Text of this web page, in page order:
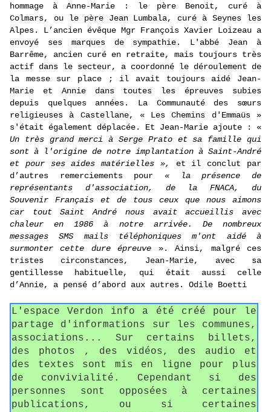
hommage à Anne-Marie : le père Benoit, curé à
Colmars, ou le père Jean Lumbala, curé à Seynes les
Alpes. L’ancien évêque Mgr François Xavier Loizeau a
envoyé ses marques de sympathie. L'abbé Jean à
Barrême, ancien curé en retraite, mais toujours très
actif dans le secteur, a coordonné le déroulement de
la messe sur place ; il avait toujours aidé Jean-
Marie et Annie dans toutes les épreuves subies
depuis quelques années. La Communauté des sœurs
religieuses à Castellane, « Les Chemins d'Emmaüs »
s'était également déplacée. Et Jean-Marie ajoute : «
Un très grand merci à Serge Prato et sa famille qui
sont à l'origine de notre implantation à Saint-André
et pour ses aides matérielles », et il conclut par
d’autres remerciements pour « la présence de
représentants d'association, de la FNACA, du
Souvenir Français et de tous ceux que nous aimons
car tout Saint André nous avait accueillis avec
chaleur en 1986 à notre arrivée. De nombreux
messages SMS mails téléphoniques m'ont aidé à
surmonter cette dure épreuve ». Ainsi, malgré ces
tristes circonstances, Jean-Marie, avec sa
gentillesse habituelle, qui était aussi celle
d’Annie, a pensé d’abord aux autres. Odile Boetti
L'espace Verdon info a été créé pour le
partage d'informations sur les communes,
associations... Sur certains billets,
des photos , des vidéos, des audio et
des textes sont mis en ligne pour plus
de convivialité. Cependant si des
personnes sont opposées à certaines
publications, ou si certaines